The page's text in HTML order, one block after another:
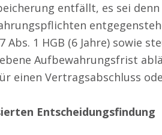
entfällt, es sei
Abs. 1 HGB (6 Jahre) sowie
Aufbewahrungsfrist
einen Vertragsabschluss
Entscheidungsfindung